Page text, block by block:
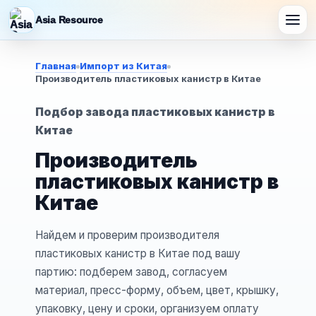
Asia Resource
Главная Импорт из Китая
Производитель пластиковых канистр в Китае
Подбор завода пластиковых канистр в
Китае
Производитель
пластиковых канистр в
Китае
Найдем и проверим производителя
пластиковых канистр в Китае под вашу
партию: подберем завод, согласуем
материал, пресс-форму, объем, цвет, крышку,
упаковку, цену и сроки, организуем оплату